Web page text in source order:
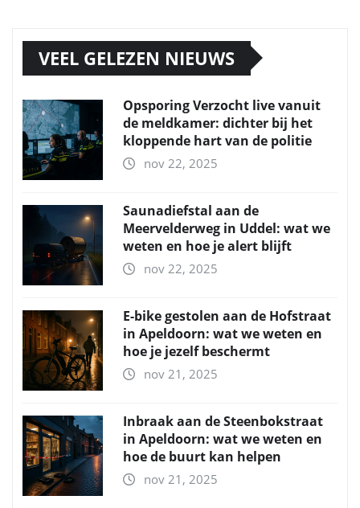
VEEL GELEZEN NIEUWS
Opsporing Verzocht live vanuit
de meldkamer: dichter bij het
kloppende hart van de politie
nov 22, 2025
Saunadiefstal aan de
Meervelderweg in Uddel: wat we
weten en hoe je alert blijft
nov 22, 2025
E-bike gestolen aan de Hofstraat
in Apeldoorn: wat we weten en
hoe je jezelf beschermt
nov 21, 2025
Inbraak aan de Steenbokstraat
in Apeldoorn: wat we weten en
hoe de buurt kan helpen
nov 21, 2025